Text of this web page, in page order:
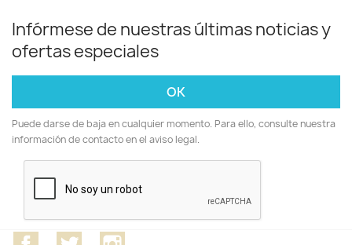
Infórmese de nuestras últimas noticias y
ofertas especiales
Puede darse de baja en cualquier momento. Para ello, consulte nuestra
información de contacto en el aviso legal.
FacebookTwitter